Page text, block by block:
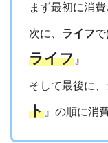
まず最初に消
次に、 ライフ
ライフ 』
そして最後に
ト 』の順に消